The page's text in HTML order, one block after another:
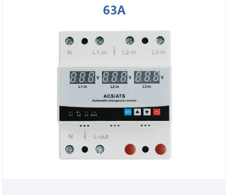
stroomverbruik in realtime wordt nageleefd,
en gemakkelijker wordt.